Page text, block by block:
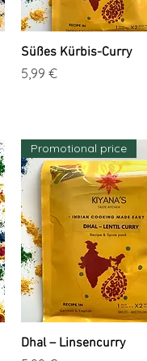
Schnellansicht
Süßes Kürbis-Curry
Preis
5,99 €
Schnellansicht
Promotional price
Dhal – Linsencurry